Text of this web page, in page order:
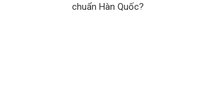
chuẩn Hàn Quốc?